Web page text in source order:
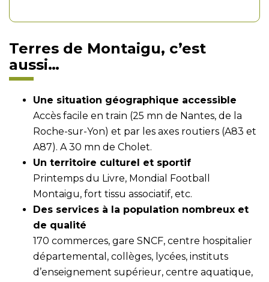
Terres de Montaigu, c’est
aussi…
Une situation géographique accessible
Accès facile en train (25 mn de Nantes, de la
Roche-sur-Yon) et par les axes routiers (A83 et
A87). A 30 mn de Cholet.
Un territoire culturel et sportif
Printemps du Livre, Mondial Football
Montaigu, fort tissu associatif, etc.
Des services à la population nombreux et
de qualité
170 commerces, gare SNCF, centre hospitalier
départemental, collèges, lycées, instituts
d’enseignement supérieur, centre aquatique,